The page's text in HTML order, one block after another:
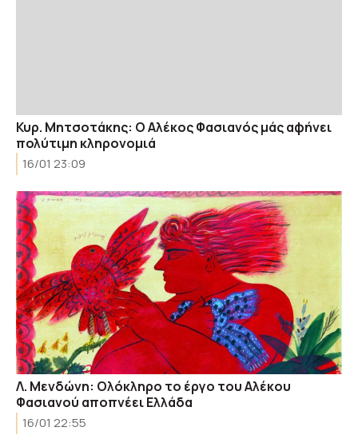
Κυρ. Μητσοτάκης: Ο Αλέκος Φασιανός μάς αφήνει
πολύτιμη κληρονομιά
16/01 23:09
Λ. Μενδώνη: Ολόκληρο το έργο του Αλέκου
Φασιανού αποπνέει Ελλάδα
16/01 22:55